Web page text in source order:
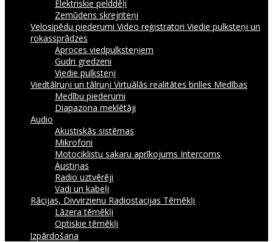
Elektriskie pelddēļi
Zemūdens skrejriteņi
Velosipēdu piederumi Video reģistratori Viedie pulksteņi un
rokassprādzes
Aproces viedpulksteņiem
Gudri gredzeni
Viedie pulksteņi
Viedtālruņi un tālruņi Virtuālās realitātes brilles Medības
Medību piederumi
Diapazona meklētāji
Audio
Akustiskās sistēmas
Mikrofoni
Motociklistu sakaru aprīkojums Intercoms
Austiņas
Radio uztvērēji
Vadi un kabeļi
Rācijas, Divvirzienu Radiostacijas Tēmēkļi
Lāzera tēmēkļi
Optiskie tēmēkļi
Izpārdošana